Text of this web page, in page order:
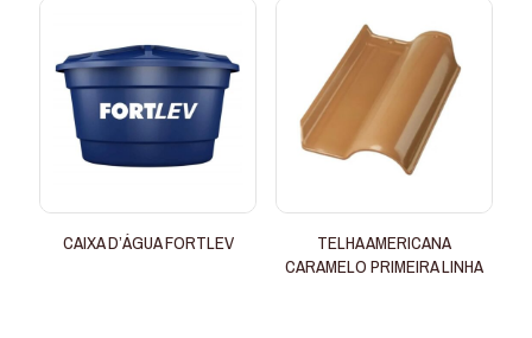
CAIXA D’ÁGUA FORTLEV
TELHA AMERICANA
CARAMELO PRIMEIRA LINHA